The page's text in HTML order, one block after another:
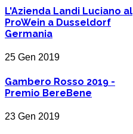
L'Azienda Landi Luciano al
ProWein a Dusseldorf
Germania
25 Gen 2019
Gambero Rosso 2019 -
Premio BereBene
23 Gen 2019